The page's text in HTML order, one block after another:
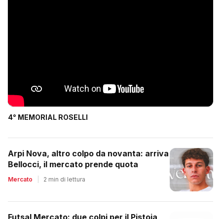
4° MEMORIAL ROSELLI
Arpi Nova, altro colpo da novanta: arriva
Bellocci, il mercato prende quota
Mercato 2 min di lettura